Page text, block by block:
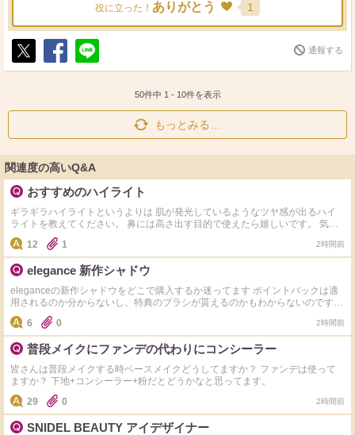
役に立った！ ありがとう 1
ポ
シ
送
通報する
50件中 1 - 10件を表示
もっとみる…
関連度の高いQ&A
おすすめのハイライト
ギラギラハイライトというよりは 肌が発光しているようなツヤ感が出るハイ
ライトを教えてください。 鼻には高さ出す目的で使えたら嬉しいです。 気に
なってるのは以下の4つです。 ・Dior ディオールスキン フォーエヴァー グロ
ウ マキシマイザー ・Dior ディオールスキン フォーエヴァー グロウ マキシマ
イザー ・Diorバックステージ グロウ マキシマイザー パレット ・NARSライト
リフレクティング ルミナイジングスティック ・
12 1 2時間前
elegance 新作シャドウ
eleganceの新作シャドウをどこで購入するか迷ってます ポイントバックは適
用されるのか分からないし、特典のブラシが貰えるのかもわからないのですが
詳しい方いらっしゃいますか？ なるべくお得に購入したいと思っています
6 0 2時間前
普段メイクにファンデの代わりにコンシーラー
皆さんは普段メイクする時ベースメイクどうしてますか？ ファンデは使って
ますか？ 下地+コンシーラー+粉だとどうかなと思ってます。
29
0 2時間前
SNIDEL BEAUTY アイデザイナー